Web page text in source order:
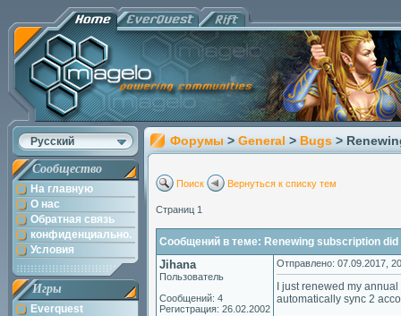
Русский
Сообщество
На главную
О нас
Обратная связь
конфиденциально.
Условия
Игры
Everquest
Форумы > General > Bugs >
Поиск Вернуться к списку тем
Страниц 1
Сообщений в теме: Renewing subscription did
Jihana
Пользователь
Сообщений: 4
Регистрация: 26.02.2002
Отправлено: 07.09.2017,
I just renewed my
automatically sync 2